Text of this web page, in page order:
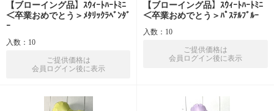
【ブローイング品】ｽｳｨｰﾄﾊｰﾄﾐﾆ
＜卒業おめでとう＞ﾒﾀﾘｯｸﾗﾍﾞﾝﾀﾞ
ｰ
入数：10
ご提供価格は
会員ログイン後に表示
【ブローイング品】ｽｳｨｰﾄﾊｰﾄﾐﾆ
＜卒業おめでとう＞ﾊﾟｽﾃﾙﾌﾞﾙｰ
入数：10
ご提供価格は
会員ログイン後に表示